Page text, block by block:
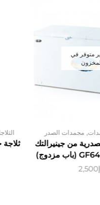
متوفر في
, مجمدات الصدر
من جينيرالتك
2,500
ثلاجة